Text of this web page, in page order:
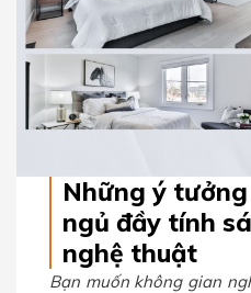
Những ý
ngủ đầy tính
nghệ thuật
Bạn muốn không gian